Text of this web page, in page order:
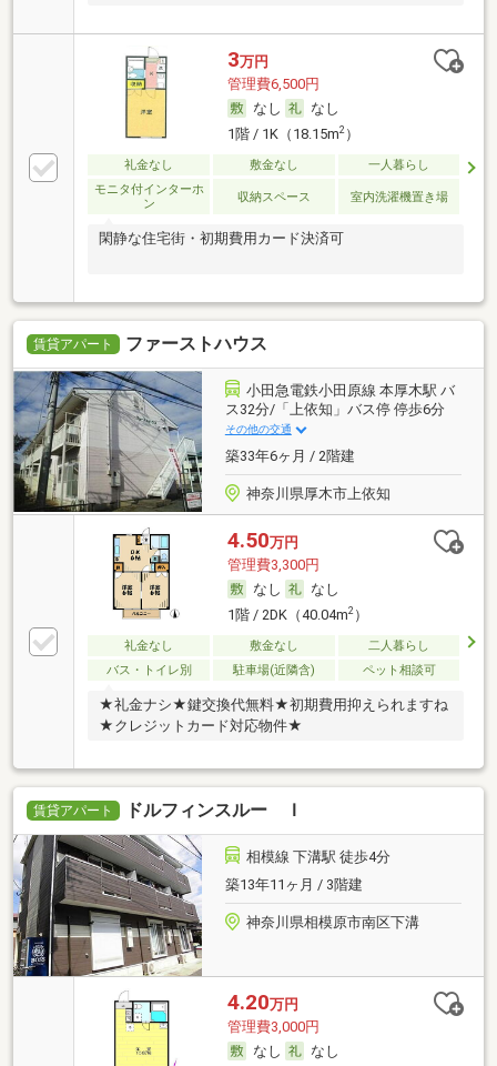
3万円
管理費6,500円
なし
なし
1階 / 1K（18.15m2）
礼金なし 敷金なし
一人暮らし
モニタ付インターホ
ン
収納スペース 室内洗濯機置き場
閑静な住宅街・初期費用カード決済可
賃貸アパート ファーストハウス
小田急電鉄小田原線 本厚木駅 バ
ス32分/「上依知」バス停 停歩6分
その他の交通
築33年6ヶ月 / 2階建
神奈川県厚木市上依知
4.50万円
管理費3,300円
なし
なし
1階 / 2DK（40.04m2）
礼金なし 敷金なし
二人暮らし
バス・トイレ別
駐車場(近隣含) ペット相談可
★礼金ナシ★鍵交換代無料★初期費用抑えられますね
★クレジットカード対応物件★
賃貸アパート ドルフィンスルー Ｉ
相模線 下溝駅 徒歩4分
築13年11ヶ月 / 3階建
神奈川県相模原市南区下溝
4.20万円
管理費3,000円
なし
なし